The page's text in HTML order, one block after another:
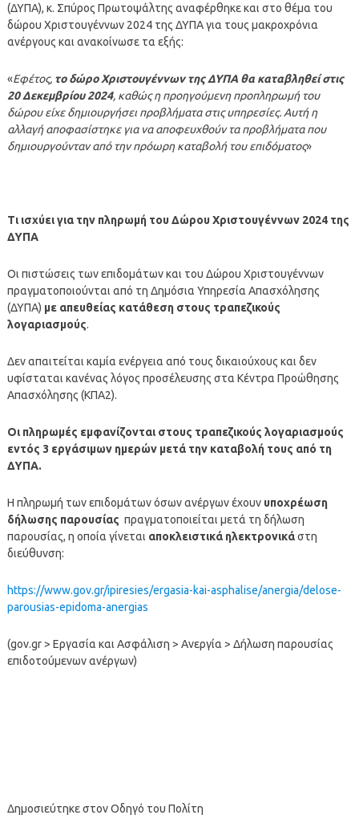
(ΔΥΠΑ), κ. Σπύρος Πρωτοψάλτης αναφέρθηκε και στο θέμα του
δώρου Χριστουγέννων 2024 της ΔΥΠΑ για τους μακροχρόνια
ανέργους και ανακοίνωσε τα εξής:
«Εφέτος, το δώρο Χριστουγέννων της ΔΥΠΑ θα καταβληθεί στις
20 Δεκεμβρίου 2024, καθώς η προηγούμενη προπληρωμή του
δώρου είχε δημιουργήσει προβλήματα στις υπηρεσίες. Αυτή η
αλλαγή αποφασίστηκε για να αποφευχθούν τα προβλήματα που
δημιουργούνταν από την πρόωρη καταβολή του επιδόματος»
Τι ισχύει για την πληρωμή του Δώρου Χριστουγέννων 2024 της
ΔΥΠΑ
Οι πιστώσεις των επιδομάτων και του Δώρου Χριστουγέννων
πραγματοποιούνται από τη Δημόσια Υπηρεσία Απασχόλησης
(ΔΥΠΑ) με απευθείας κατάθεση στους τραπεζικούς
λογαριασμούς.
Δεν απαιτείται καμία ενέργεια από τους δικαιούχους και δεν
υφίσταται κανένας λόγος προσέλευσης στα Κέντρα Προώθησης
Απασχόλησης (ΚΠΑ2).
Οι πληρωμές εμφανίζονται στους τραπεζικούς λογαριασμούς
εντός 3 εργάσιμων ημερών μετά την καταβολή τους από τη
ΔΥΠΑ.
Η πληρωμή των επιδομάτων όσων ανέργων έχουν υποχρέωση
δήλωσης παρουσίας πραγματοποιείται μετά τη δήλωση
παρουσίας, η οποία γίνεται αποκλειστικά ηλεκτρονικάστη
διεύθυνση:
https://www.gov.gr/ipiresies/ergasia-kai-asphalise/anergia/delose-
parousias-epidoma-anergias
(gov.gr > Εργασία και Ασφάλιση > Ανεργία > Δήλωση παρουσίας
επιδοτούμενων ανέργων)
Δημοσιεύτηκε στον Οδηγό του Πολίτη